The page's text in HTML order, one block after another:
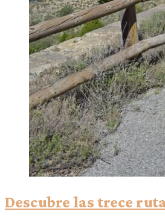
Descubre las trece